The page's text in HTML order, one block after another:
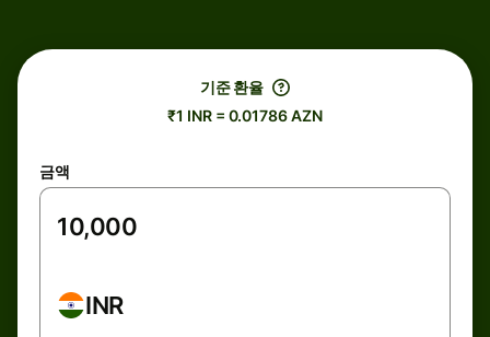
기준 환율
₹1 INR = 0.01786 AZN
금액
INR